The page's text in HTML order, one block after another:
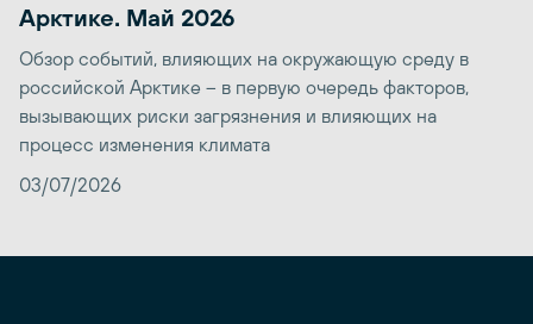
Арктике. Май 2026
Обзор событий, влияющих на окружающую среду в
российской Арктике – в первую очередь факторов,
вызывающих риски загрязнения и влияющих на
процесс изменения климата
03/07/2026